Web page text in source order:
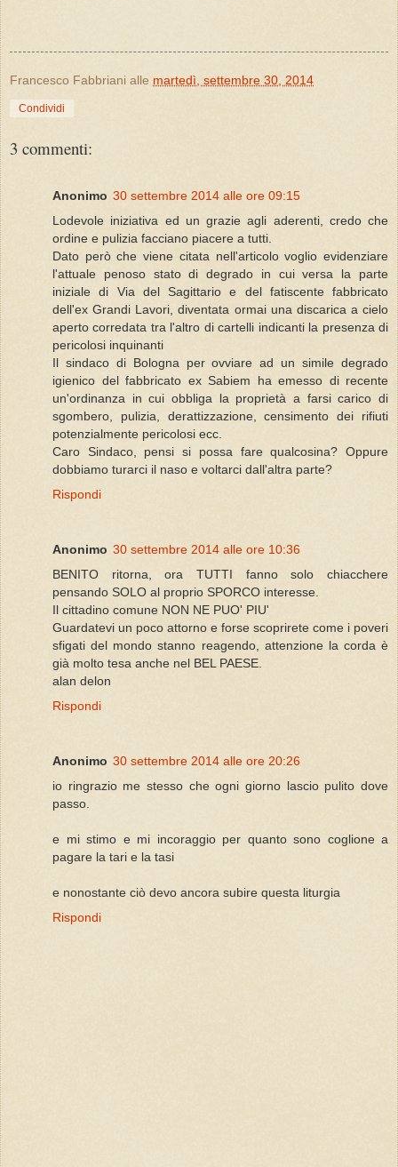
Francesco Fabbriani alle martedì, settembre 30, 2014
Condividi
3 commenti:
Anonimo 30 settembre 2014 alle ore 09:15
Lodevole iniziativa ed un grazie agli aderenti, credo che
ordine e pulizia facciano piacere a tutti.
Dato però che viene citata nell'articolo voglio evidenziare
l'attuale penoso stato di degrado in cui versa la parte
iniziale di Via del Sagittario e del fatiscente fabbricato
dell'ex Grandi Lavori, diventata ormai una discarica a cielo
aperto corredata tra l'altro di cartelli indicanti la presenza di
pericolosi inquinanti
Il sindaco di Bologna per ovviare ad un simile degrado
igienico del fabbricato ex Sabiem ha emesso di recente
un'ordinanza in cui obbliga la proprietà a farsi carico di
sgombero, pulizia, derattizzazione, censimento dei rifiuti
potenzialmente pericolosi ecc.
Caro Sindaco, pensi si possa fare qualcosina? Oppure
dobbiamo turarci il naso e voltarci dall'altra parte?
Rispondi
Anonimo 30 settembre 2014 alle ore 10:36
BENITO ritorna, ora TUTTI fanno solo chiacchere
pensando SOLO al proprio SPORCO interesse.
Il cittadino comune NON NE PUO' PIU'
Guardatevi un poco attorno e forse scoprirete come i poveri
sfigati del mondo stanno reagendo, attenzione la corda è
già molto tesa anche nel BEL PAESE.
alan delon
Rispondi
Anonimo 30 settembre 2014 alle ore 20:26
io ringrazio me stesso che ogni giorno lascio pulito dove
passo.
e mi stimo e mi incoraggio per quanto sono coglione a
pagare la tari e la tasi
e nonostante ciò devo ancora subire questa liturgia
Rispondi